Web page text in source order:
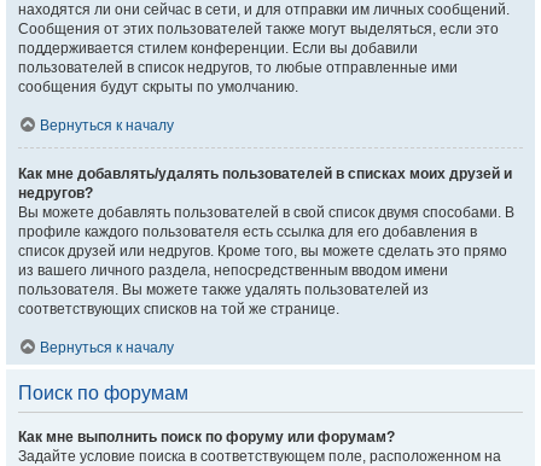
находятся ли они сейчас в сети, и для отправки им личных сообщений.
Сообщения от этих пользователей также могут выделяться, если это
поддерживается стилем конференции. Если вы добавили
пользователей в список недругов, то любые отправленные ими
сообщения будут скрыты по умолчанию.
Вернуться к началу
Как мне добавлять/удалять пользователей в списках моих друзей и
недругов?
Вы можете добавлять пользователей в свой список двумя способами. В
профиле каждого пользователя есть ссылка для его добавления в
список друзей или недругов. Кроме того, вы можете сделать это прямо
из вашего личного раздела, непосредственным вводом имени
пользователя. Вы можете также удалять пользователей из
соответствующих списков на той же странице.
Вернуться к началу
Поиск по форумам
Как мне выполнить поиск по форуму или форумам?
Задайте условие поиска в соответствующем поле, расположенном на